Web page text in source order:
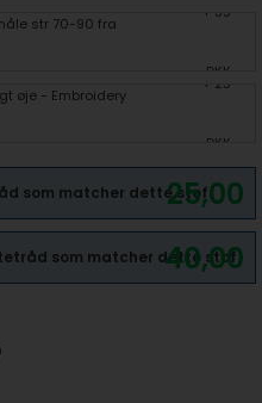
str 70-90 fra
+ 35
DKK
øje - Embroidery
+ 25
DKK
25,00
som matcher dette stof.
40,00
som matcher dette stof.